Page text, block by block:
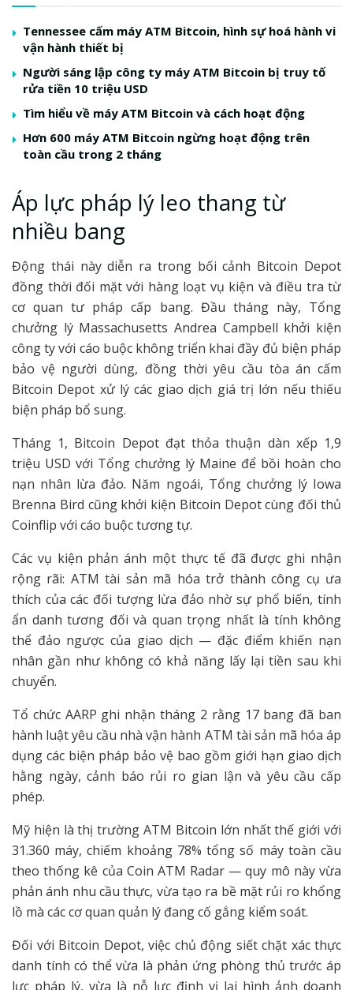
Tennessee cấm máy ATM Bitcoin, hình sự hoá hành vi
vận hành thiết bị
Người sáng lập công ty máy ATM Bitcoin bị truy tố
rửa tiền 10 triệu USD
Tìm hiểu về máy ATM Bitcoin và cách hoạt động
Hơn 600 máy ATM Bitcoin ngừng hoạt động trên
toàn cầu trong 2 tháng
Áp lực pháp lý leo thang từ
nhiều bang
Động thái này diễn ra trong bối cảnh Bitcoin Depot
đồng thời đối mặt với hàng loạt vụ kiện và điều tra từ
cơ quan tư pháp cấp bang. Đầu tháng này, Tổng
chưởng lý Massachusetts Andrea Campbell khởi kiện
công ty với cáo buộc không triển khai đầy đủ biện pháp
bảo vệ người dùng, đồng thời yêu cầu tòa án cấm
Bitcoin Depot xử lý các giao dịch giá trị lớn nếu thiếu
biện pháp bổ sung.
Tháng 1, Bitcoin Depot đạt thỏa thuận dàn xếp 1,9
triệu USD với Tổng chưởng lý Maine để bồi hoàn cho
nạn nhân lừa đảo. Năm ngoái, Tổng chưởng lý Iowa
Brenna Bird cũng khởi kiện Bitcoin Depot cùng đối thủ
Coinflip với cáo buộc tương tự.
Các vụ kiện phản ánh một thực tế đã được ghi nhận
rộng rãi: ATM tài sản mã hóa trở thành công cụ ưa
thích của các đối tượng lừa đảo nhờ sự phổ biến, tính
ẩn danh tương đối và quan trọng nhất là tính không
thể đảo ngược của giao dịch — đặc điểm khiến nạn
nhân gần như không có khả năng lấy lại tiền sau khi
chuyển.
Tổ chức AARP ghi nhận tháng 2 rằng 17 bang đã ban
hành luật yêu cầu nhà vận hành ATM tài sản mã hóa áp
dụng các biện pháp bảo vệ bao gồm giới hạn giao dịch
hằng ngày, cảnh báo rủi ro gian lận và yêu cầu cấp
phép.
Mỹ hiện là thị trường ATM Bitcoin lớn nhất thế giới với
31.360 máy, chiếm khoảng 78% tổng số máy toàn cầu
theo thống kê của Coin ATM Radar — quy mô này vừa
phản ánh nhu cầu thực, vừa tạo ra bề mặt rủi ro khổng
lồ mà các cơ quan quản lý đang cố gắng kiểm soát.
Đối với Bitcoin Depot, việc chủ động siết chặt xác thực
danh tính có thể vừa là phản ứng phòng thủ trước áp
lực pháp lý, vừa là nỗ lực định vị lại hình ảnh doanh